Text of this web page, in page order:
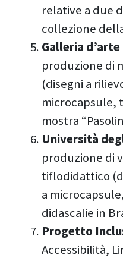
relative a due
collezione
Galleria
produzione di
(disegni a
microcapsule,
mostra
Università
produzione di
tiflodidattico
a
didascalie in
Progetto
Accessibilità,